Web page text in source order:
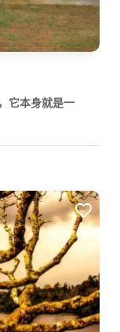
它本身就是一